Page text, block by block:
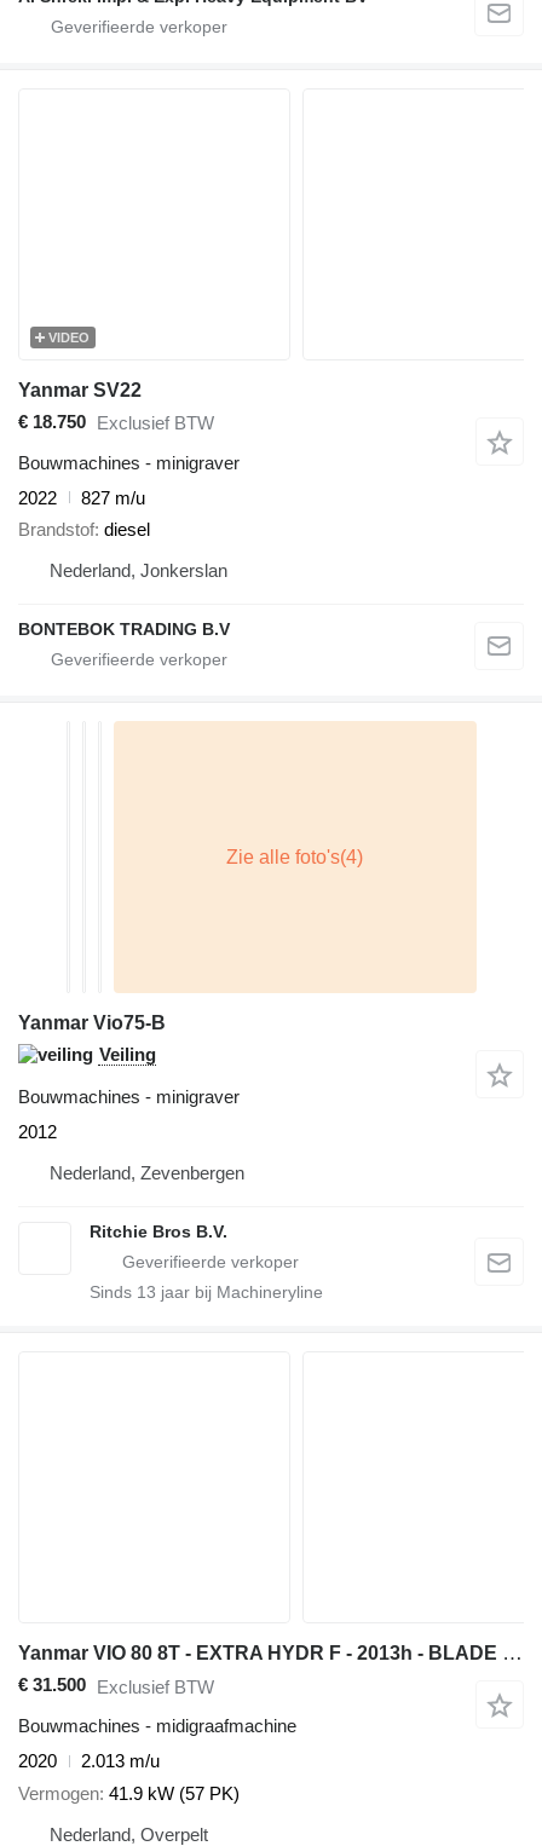
VIDEO
Yanmar SV22
€ 18.750 Exclusief BTW
Bouwmachines - minigraver
2022
827 m/u
Brandstof diesel
Nederland, Jonkerslan
BONTEBOK TRADING B.V
Yanmar Vio75-B
Veiling
Bouwmachines - minigraver
2012
Nederland, Zevenbergen
Ritchie Bros B.V.
Sinds 13 jaar bij Machineryline
Yanmar VIO 80 8T - EXTRA HYDR F - 2013h - BLADE - A/C - QUICKHITCH - CE
€ 31.500 Exclusief BTW
Bouwmachines - midigraafmachine
2020
2.013 m/u
Vermogen 41.9 kW (57 PK)
Nederland, Overpelt